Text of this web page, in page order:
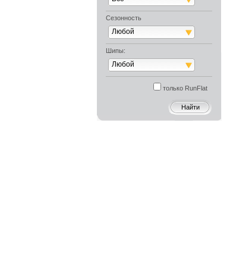
Сезонность
Любой
Шипы:
Любой
только RunFlat